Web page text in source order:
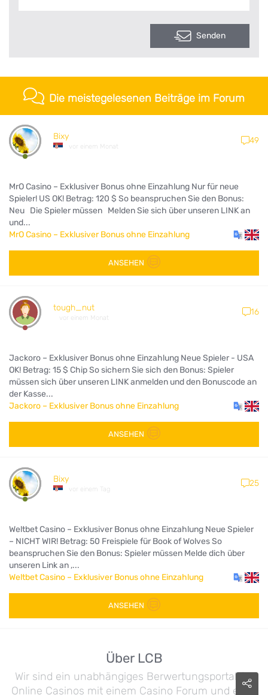
Senden
Die meistegelesenen Beiträge im Forum
Bixy
vor einem Monat
49
MrO Casino – Exklusiver Bonus ohne Einzahlung Nur für neue
Spieler! US OK! Betrag: 120 $ So beanspruchen Sie den Bonus:
Neu Die Spieler müssen Melden Sie sich über unseren LINK an
und...
MrO Casino – Exklusiver Bonus ohne Einzahlung
ANSEHEN
tough_nut
vor einem Monat
16
Jackoro – Exklusiver Bonus ohne Einzahlung Neue Spieler - USA
OK! Betrag: 15 $ Chip So sichern Sie sich den Bonus: Spieler
müssen sich über unseren LINK anmelden und den Bonuscode an
der Kasse...
Jackoro – Exklusiver Bonus ohne Einzahlung
ANSEHEN
Bixy
vor einem Tag
25
Weltbet Casino – Exklusiver Bonus ohne Einzahlung Neue Spieler
– NICHT WIR! Betrag: 50 Freispiele für Book of Wolves So
beanspruchen Sie den Bonus: Spieler müssen Melde dich über
unseren Link an ,...
Weltbet Casino – Exklusiver Bonus ohne Einzahlung
ANSEHEN
Über LCB
Wir sind ein unabhängiges Berwertungsportal für
Online Casinos mit einem Casino Forum und einer